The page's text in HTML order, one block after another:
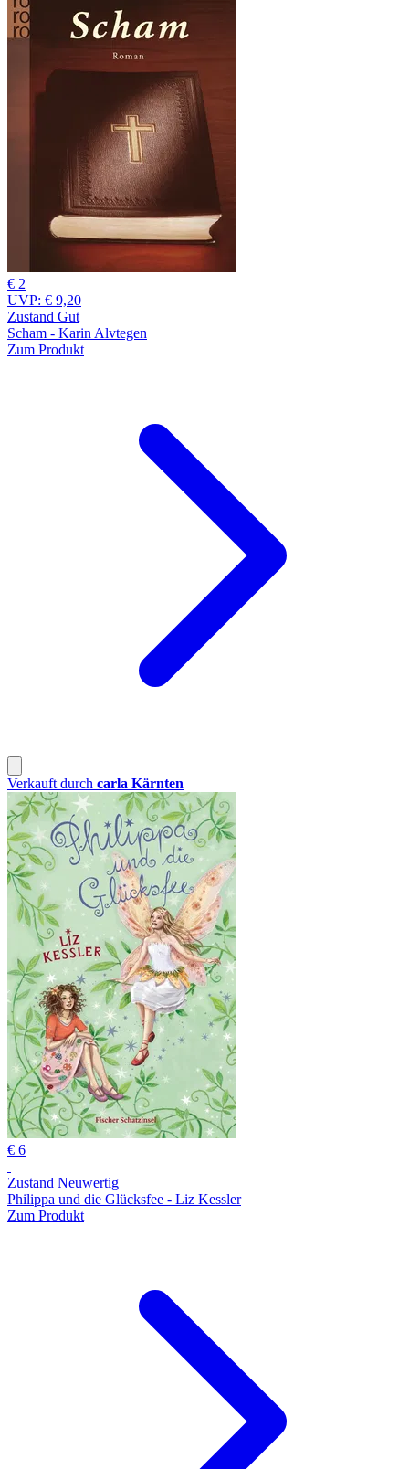
€ 2
UVP: € 9,20
Zustand Gut
Scham - Karin Alvtegen
Zum Produkt
Verkauft durch carla Kärnten
€ 6
Zustand Neuwertig
Philippa und die Glücksfee - Liz Kessler
Zum Produkt